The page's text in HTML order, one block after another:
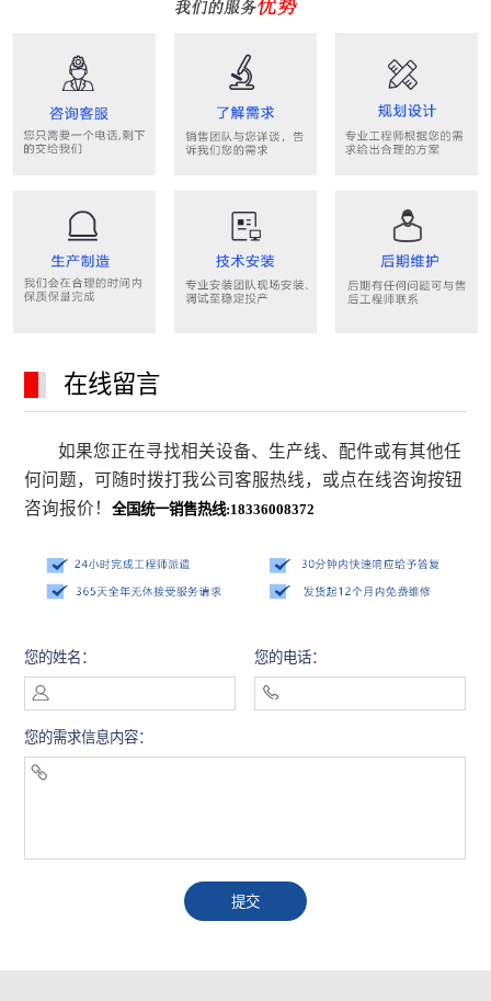
在线留言
如果您正在寻找相关设备、生产线、配件或有其他任
何问题，可随时拨打我公司客服热线，或点在线咨询按钮
咨询报价！ 全国统一销售热线:18336008372
您的姓名： 您的电话：
您的需求信息内容：